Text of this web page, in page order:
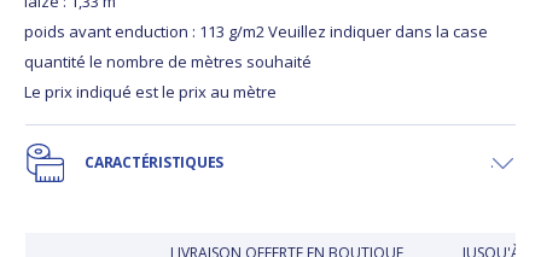
poids avant enduction : 113 g/m2 Veuillez indiquer dans la case
quantité le nombre de mètres souhaité
Le prix indiqué est le prix au mètre
CARACTÉRISTIQUES